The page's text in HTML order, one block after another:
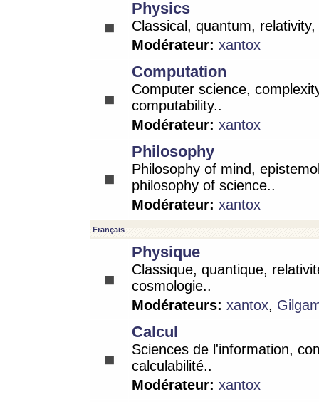
Physics
Classical, quantum,
Modérateur: xantox
Computation
Computer science,
computability..
Modérateur: xantox
Philosophy
Philosophy of mind,
philosophy of science..
Modérateur: xantox
Français
Physique
Classique, quantique,
cosmologie..
Modérateurs: xantox,
Calcul
Sciences de l'information,
calculabilité..
Modérateur: xantox